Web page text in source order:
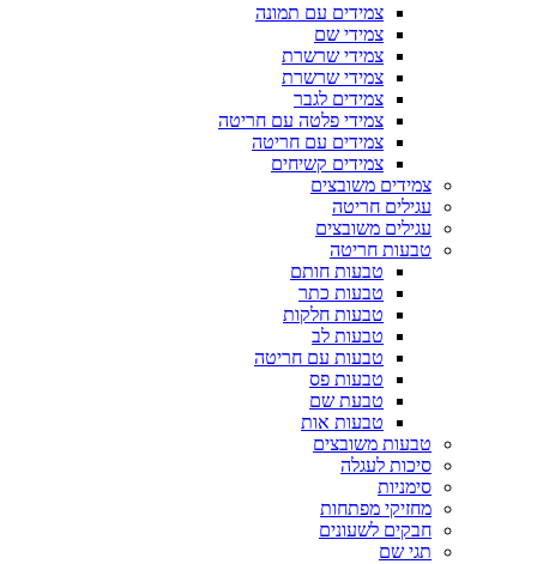
צמידים עם תמונה
צמידי שם
צמידי שרשרת
צמידי שרשרת
צמידים לגבר
צמידי פלטה עם חריטה
צמידים עם חריטה
צמידים קשיחים
צמידים משובצים
עגילים חריטה
עגילים משובצים
טבעות חריטה
טבעות חותם
טבעות כתר
טבעות חלקות
טבעות לב
טבעות עם חריטה
טבעות פס
טבעת שם
טבעות אות
טבעות משובצים
סיכות לעגלה
סימניות
מחזיקי מפתחות
חבקים לשעונים
תגי שם